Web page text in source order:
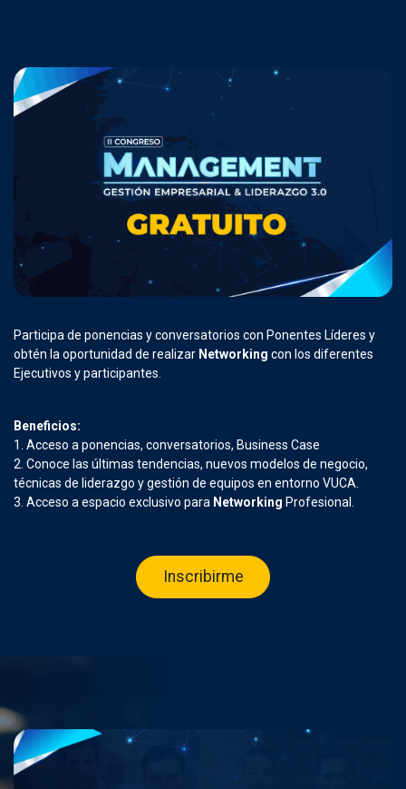
Participa de ponencias y conversatorios con Ponentes Líderes y
obtén la oportunidad de realizar Networking con los diferentes
Ejecutivos y participantes.
Beneficios:
1. Acceso a ponencias, conversatorios, Business Case
2. Conoce las últimas tendencias, nuevos modelos de negocio,
técnicas de liderazgo y gestión de equipos en entorno VUCA.
3. Acceso a espacio exclusivo para Networking Profesional.
Inscribirme